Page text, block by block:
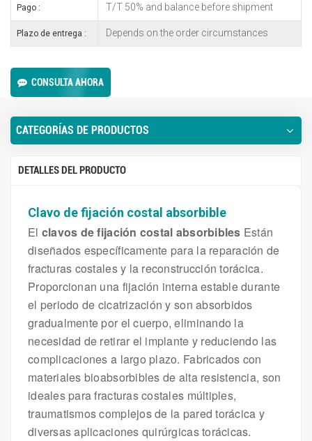
Pago : T/T 50% and balance before shipment
Plazo de entrega : Depends on the order circumstances
CONSULTA AHORA
CATEGORÍAS DE PRODUCTOS
DETALLES DEL PRODUCTO
Clavo de fijación costal absorbible
El clavos de fijación costal absorbibles Están
diseñados específicamente para la reparación de
fracturas costales y la reconstrucción torácica.
Proporcionan una fijación interna estable durante
el periodo de cicatrización y son absorbidos
gradualmente por el cuerpo, eliminando la
necesidad de retirar el implante y reduciendo las
complicaciones a largo plazo. Fabricados con
materiales bioabsorbibles de alta resistencia, son
ideales para fracturas costales múltiples,
traumatismos complejos de la pared torácica y
diversas aplicaciones quirúrgicas torácicas.